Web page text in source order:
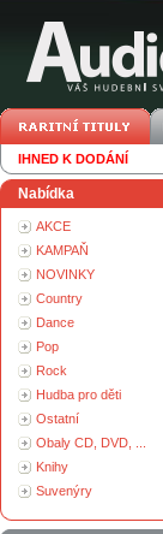
IHNED K DODÁNÍ
Nabídka
AKCE
KAMPAŇ
NOVINKY
Country
Dance
Pop
Rock
Hudba pro děti
Ostatní
Obaly CD, DVD, ...
Knihy
Suvenýry